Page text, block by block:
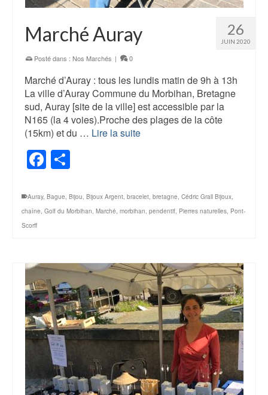
26
JUIN 2020
Marché Auray
Posté dans : Nos Marchés | 0
Marché d’Auray : tous les lundis matin de 9h à 13h
La ville d’Auray Commune du Morbihan, Bretagne
sud, Auray [site de la ville] est accessible par la
N165 (la 4 voies).Proche des plages de la côte
(15km) et du … Lire la suite
Facebook
Auray, Bague, Bijou, Bijoux Argent, bracelet, bretagne, Cédric Grall Bijoux,
chaîne, Golf du Morbihan, Marché, morbihan, pendentif, Pierres naturelles, Pont-
Scorff